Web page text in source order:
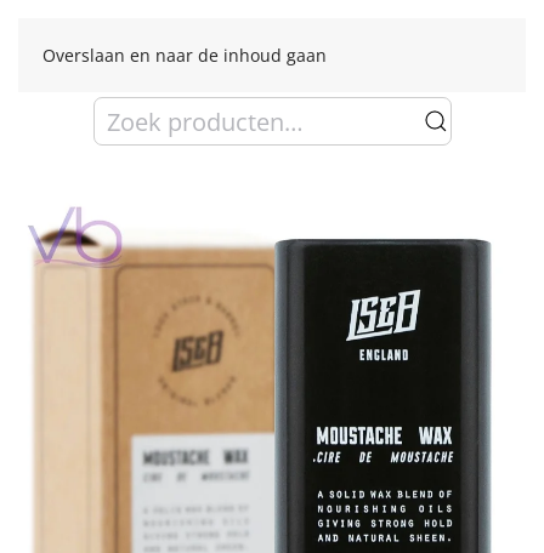
Overslaan en naar de inhoud gaan
Zoeken
naar: